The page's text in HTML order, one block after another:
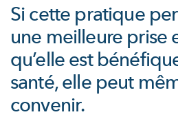
Si cette pratique
une meilleure prise
qu’elle est
santé, elle peut
convenir.